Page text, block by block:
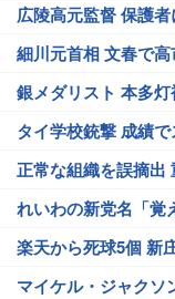
広陵高元監督 保護
細川元首相 文春で
銀メダリスト 本多
タイ学校銃撃 成績
正常な組織を誤摘出
れいわの新党名「覚
楽天から死球5個 新
マイケル・ジャクソ